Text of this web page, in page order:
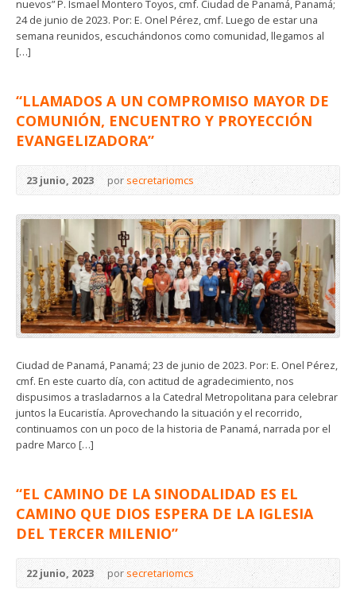
nuevos” P. Ismael Montero Toyos, cmf. Ciudad de Panamá, Panamá;
24 de junio de 2023. Por: E. Onel Pérez, cmf. Luego de estar una
semana reunidos, escuchándonos como comunidad, llegamos al
[…]
“LLAMADOS A UN COMPROMISO MAYOR DE
COMUNIÓN, ENCUENTRO Y PROYECCIÓN
EVANGELIZADORA”
23 junio, 2023 porsecretariomcs
Ciudad de Panamá, Panamá; 23 de junio de 2023. Por: E. Onel Pérez,
cmf. En este cuarto día, con actitud de agradecimiento, nos
dispusimos a trasladarnos a la Catedral Metropolitana para celebrar
juntos la Eucaristía. Aprovechando la situación y el recorrido,
continuamos con un poco de la historia de Panamá, narrada por el
padre Marco […]
“EL CAMINO DE LA SINODALIDAD ES EL
CAMINO QUE DIOS ESPERA DE LA IGLESIA
DEL TERCER MILENIO”
22 junio, 2023 porsecretariomcs